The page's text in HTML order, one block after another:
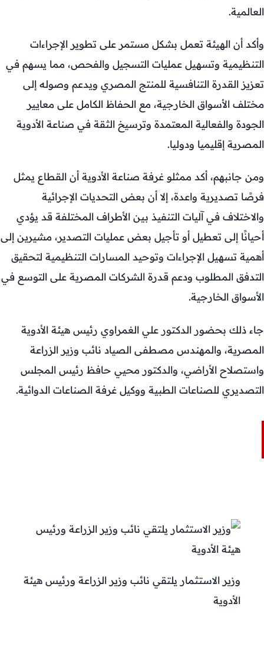
العالمية.
وأكد أن الهيئة تعمل بشكل مستمر على تطوير الإجراءات
التنظيمية وتسهيل عمليات التسجيل والفحص، مما يسهم في
تعزيز القدرة التنافسية للمنتج المصري ويدعم وصوله إلى
مختلف الأسواق الخارجية، مع الحفاظ الكامل على معايير
الجودة والفعالية المعتمدة وترسيخ الثقة في صناعة الأدوية
المصرية إقليميا ودوليا.
ومن جانبهم، أكد ممثلو غرفة صناعة الأدوية أن القطاع يمثل
فرصًا تصديرية واعدة، إلا أن بعض التحديات الإجرائية
والاختلاف في آليات التنفيذ بين الأطراف المختلفة قد يؤدي
أحيانًا إلى تعطيل أو تأجيل بعض عمليات التصدير، مشيرين إلى
أهمية تسهيل الإجراءات وتوحيد المسارات التنظيمية لتحقيق
التدفق المطلوب ودعم قدرة الشركات المصرية على التوسع في
الأسواق الخارجية.
جاء ذلك بحضور الدكتور علي الغمراوي رئيس هيئة الأدوية
المصرية، والمهندس مصطفى الصياد نائب وزير الزراعة
واستصلاح الأراضي، والدكتور محيي حافظ رئيس المجلس
التصديري للصناعات الطبية ووكيل غرفة الصناعات الدوائية.
وزير الاستثمار يلتقي نائب وزير الزراعة ورئيس هيئة
الأدوية